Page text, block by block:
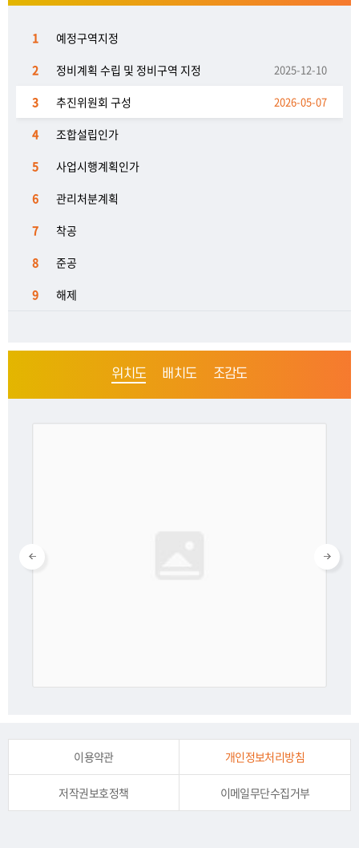
1
예정구역지정
2
정비계획 수립 및 정비구역 지정 2025-12-10
3 추진위원회 구성 2026-05-07
4
조합설립인가
5
사업시행계획인가
6
관리처분계획
7
착공
8
준공
9
해제
위치도 배치도 조감도
이용약관 개인정보처리방침
저작권보호정책 이메일무단수집거부